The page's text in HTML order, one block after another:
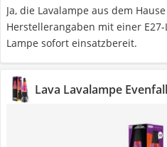
Ja, die Lavalampe aus dem
Herstellerangaben mit einer
Lampe sofort einsatzbereit.
Lava Lavalampe